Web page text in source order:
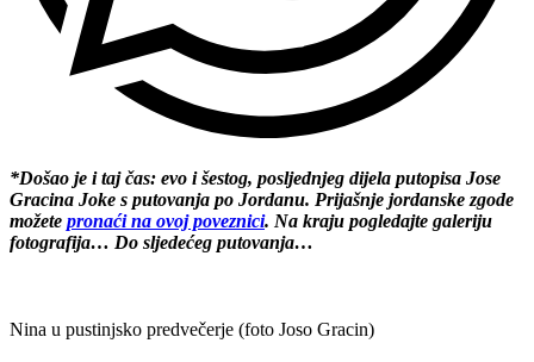
*Došao je i taj čas: evo i šestog, posljednjeg dijela putopisa Jose
Gracina Joke s putovanja po Jordanu. Prijašnje jordanske zgode
možete pronaći na ovoj poveznici. Na kraju pogledajte galeriju
fotografija… Do sljedećeg putovanja…
Nina u pustinjsko predvečerje (foto Joso Gracin)